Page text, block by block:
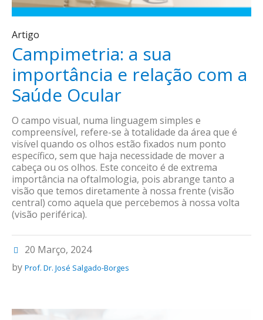
Artigo
Campimetria: a sua
importância e relação com a
Saúde Ocular
O campo visual, numa linguagem simples e
compreensível, refere-se à totalidade da área que é
visível quando os olhos estão fixados num ponto
específico, sem que haja necessidade de mover a
cabeça ou os olhos. Este conceito é de extrema
importância na oftalmologia, pois abrange tanto a
visão que temos diretamente à nossa frente (visão
central) como aquela que percebemos à nossa volta
(visão periférica).
20 Março, 2024
by Prof. Dr. José Salgado-Borges